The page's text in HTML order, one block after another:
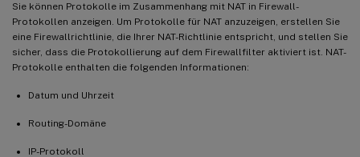
Sie können Protokolle im Zusammenhang mit NAT in Firewall-
Protokollen anzeigen. Um Protokolle für NAT anzuzeigen, erstellen Sie
eine Firewallrichtlinie, die Ihrer NAT-Richtlinie entspricht, und stellen Sie
sicher, dass die Protokollierung auf dem Firewallfilter aktiviert ist. NAT-
Protokolle enthalten die folgenden Informationen:
Datum und Uhrzeit
Routing-Domäne
IP-Protokoll